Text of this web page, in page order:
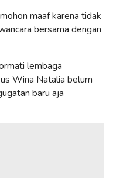
maaf karena tidak
bersama dengan
lembaga
Wina Natalia belum
baru aja